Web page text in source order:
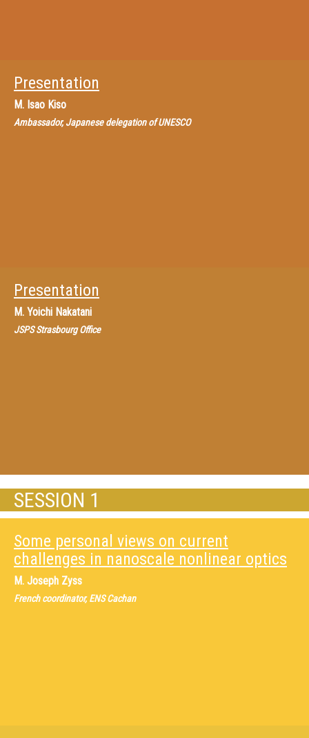
Presentation
M. Isao Kiso
Ambassador, Japanese delegation of UNESCO
Presentation
M. Yoichi Nakatani
JSPS Strasbourg Office
SESSION 1
Some personal views on current
challenges in nanoscale nonlinear optics
M. Joseph Zyss
French coordinator, ENS Cachan